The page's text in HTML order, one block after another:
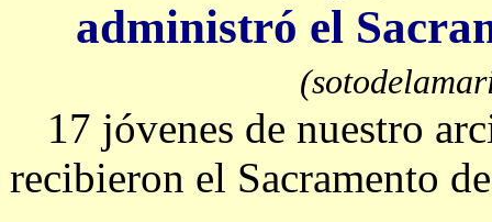
administró el
17 jóvenes de nuestro
recibieron el Sacramento